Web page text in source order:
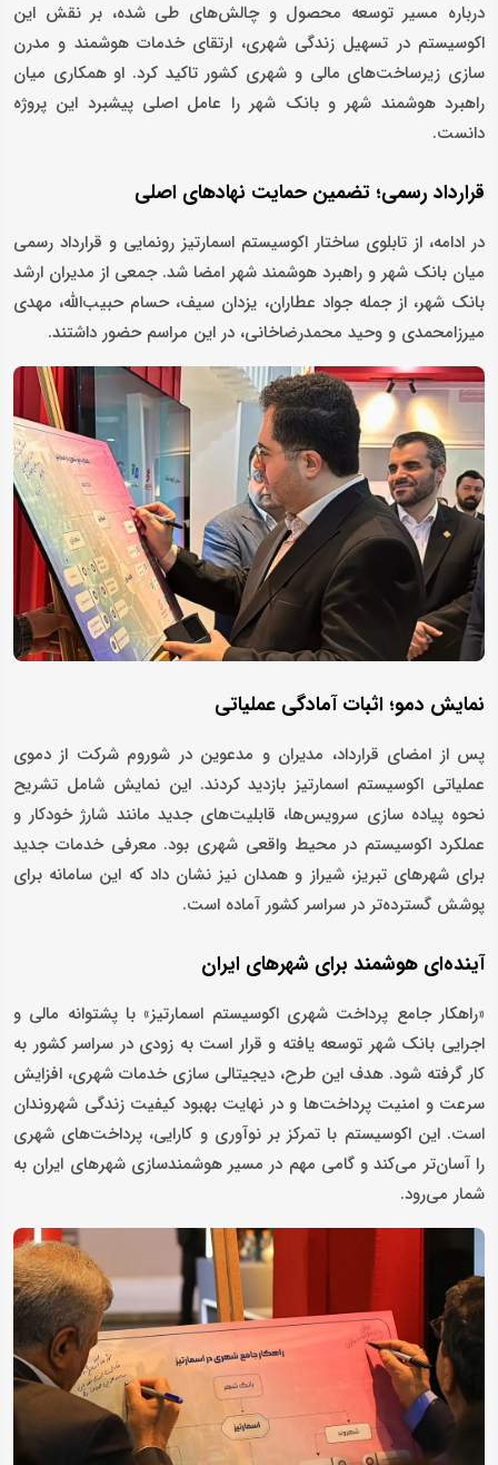
درباره مسیر توسعه محصول و چالش‌های طی ‌شده، بر نقش این
اکوسیستم در تسهیل زندگی شهری، ارتقای خدمات هوشمند و مدرن
‌سازی زیرساخت‌های مالی و شهری کشور تاکید کرد. او همکاری میان
راهبرد هوشمند شهر و بانک شهر را عامل اصلی پیشبرد این پروژه
دانست.
قرارداد رسمی؛ تضمین حمایت نهادهای اصلی
در ادامه، از تابلوی ساختار اکوسیستم اسمارتیز رونمایی و قرارداد رسمی
میان بانک شهر و راهبرد هوشمند شهر امضا شد. جمعی از مدیران ارشد
بانک شهر، از جمله جواد عطاران، یزدان سیف، حسام حبیب‌الله، مهدی
میرزامحمدی و وحید محمدرضاخانی، در این مراسم حضور داشتند.
نمایش دمو؛ اثبات آمادگی عملیاتی
پس از امضای قرارداد، مدیران و مدعوین در شوروم شرکت از دموی
عملیاتی اکوسیستم اسمارتیز بازدید کردند. این نمایش شامل تشریح
نحوه پیاده ‌سازی سرویس‌ها، قابلیت‌های جدید مانند شارژ خودکار و
عملکرد اکوسیستم در محیط واقعی شهری بود. معرفی خدمات جدید
برای شهرهای تبریز، شیراز و همدان نیز نشان داد که این سامانه برای
پوشش گسترده‌تر در سراسر کشور آماده است.
آینده‌ای هوشمند برای شهرهای ایران
«راهکار جامع پرداخت شهری اکوسیستم اسمارتیز» با پشتوانه مالی و
اجرایی بانک شهر توسعه یافته و قرار است به ‌زودی در سراسر کشور به
‌کار گرفته شود. هدف این طرح، دیجیتالی‌ سازی خدمات شهری، افزایش
سرعت و امنیت پرداخت‌ها و در نهایت بهبود کیفیت زندگی شهروندان
است. این اکوسیستم با تمرکز بر نوآوری و کارایی، پرداخت‌های شهری
را آسان‌تر می‌کند و گامی مهم در مسیر هوشمندسازی شهرهای ایران به
‌شمار می‌رود.